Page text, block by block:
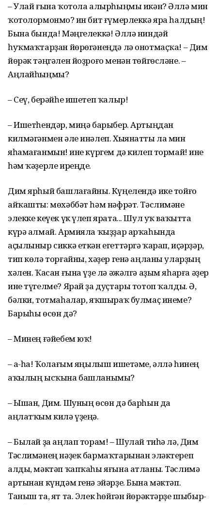
– Улай ғына ҡотола алырһыңмы икән? Әллә мин
ҡотолормонмо? Һин бит ғүмерлеккә яра һалдың!
Бына бында! Мәңгелеккә! Әллә ниндәй
һуҡмаҡтарҙан йөрөгәнеңдә лә онотмаҫҡа! – Дим
йөрәк тәңгәлен йоҙроғо менән төйгөсләне. –
Аңлайһыңмы?
– Сеү, берәйһе ишетеп ҡалыр!
– Ишетһендәр, миңә барыбер. Артыңдан
килмәгәнмен әле инәлеп. Хыянатты ла мин
яһамағанмын! Һине күргем дә килеп тормай! Һине
һәм ҡәҙерле иреңде.
Дим ярһый башлағайны. Күңелендә ике тойғо
айҡашты: мөхәббәт һәм нәфрәт. Тәслимәне
элекке кеүек үк үлеп ярата... Шул уҡ ваҡытта
күрә алмай. Армияла ҡыҙҙар арҡаһында
аҫылыныр сиккә еткән егеттәргә ҡарап, иҫәрҙәр,
тип көлә торғайны, хәҙер генә аңланы уларҙың
хәлен. Ҡасан ғына үҙе лә әжәлгә аҙым яһарға әҙер
ине түгелме? Ярай ҙа дуҫтары тотоп ҡалды. Ә,
бәлки, тотмаһалар, яҡшыраҡ булмаҫ инеме?
Барыһы өсөн дә?
– Минең ғәйебем юҡ!
– Һа-һа! Ҡолағым яңылыш ишетәме, әллә һинең
аҡылың ысҡына башланымы?
– Ышан, Дим. Шуның өсөн дә барһын да
аңлатҡым килә үҙеңә.
– Былай ҙа аңлап торам! – Шулай тиһә лә, Дим
Тәслимәнең нәҙек бармаҡтарынан эләктереп
алды, мәктәп ҡапҡаһы яғына атланы. Тәслимә
артынан күндәм генә эйәрҙе. Бына мәктәп.
Таныш та, ят та. Элек һөйгән йөрәктәрҙе шыбыр-